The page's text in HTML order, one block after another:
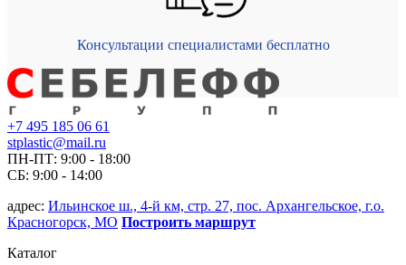
Консультации специалистами бесплатно
+7 495 185 06 61
stplastic@mail.ru
ПН-ПТ: 9:00 - 18:00
СБ: 9:00 - 14:00
адрес: Ильинское ш., 4-й км, стр. 27, пос. Архангельское, г.о.
Красногорск, МО Построить маршрут
Каталог